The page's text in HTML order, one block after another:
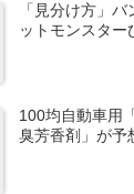
「見分け方」
ットモンスター
100均自動車用
臭芳香剤」が予